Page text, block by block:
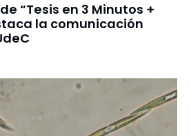
“Tesis en 3 Minutos +
la comunicación